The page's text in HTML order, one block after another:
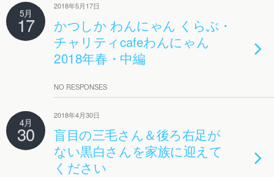
5月
17
2018年5月17日
かつしか わんにゃん くらぶ・
チャリティcafeわんにゃん
2018年春・中編
NO RESPONSES
4月
30
2018年4月30日
盲目の三毛さん＆後ろ右足が
ない黒白さんを家族に迎えて
ください